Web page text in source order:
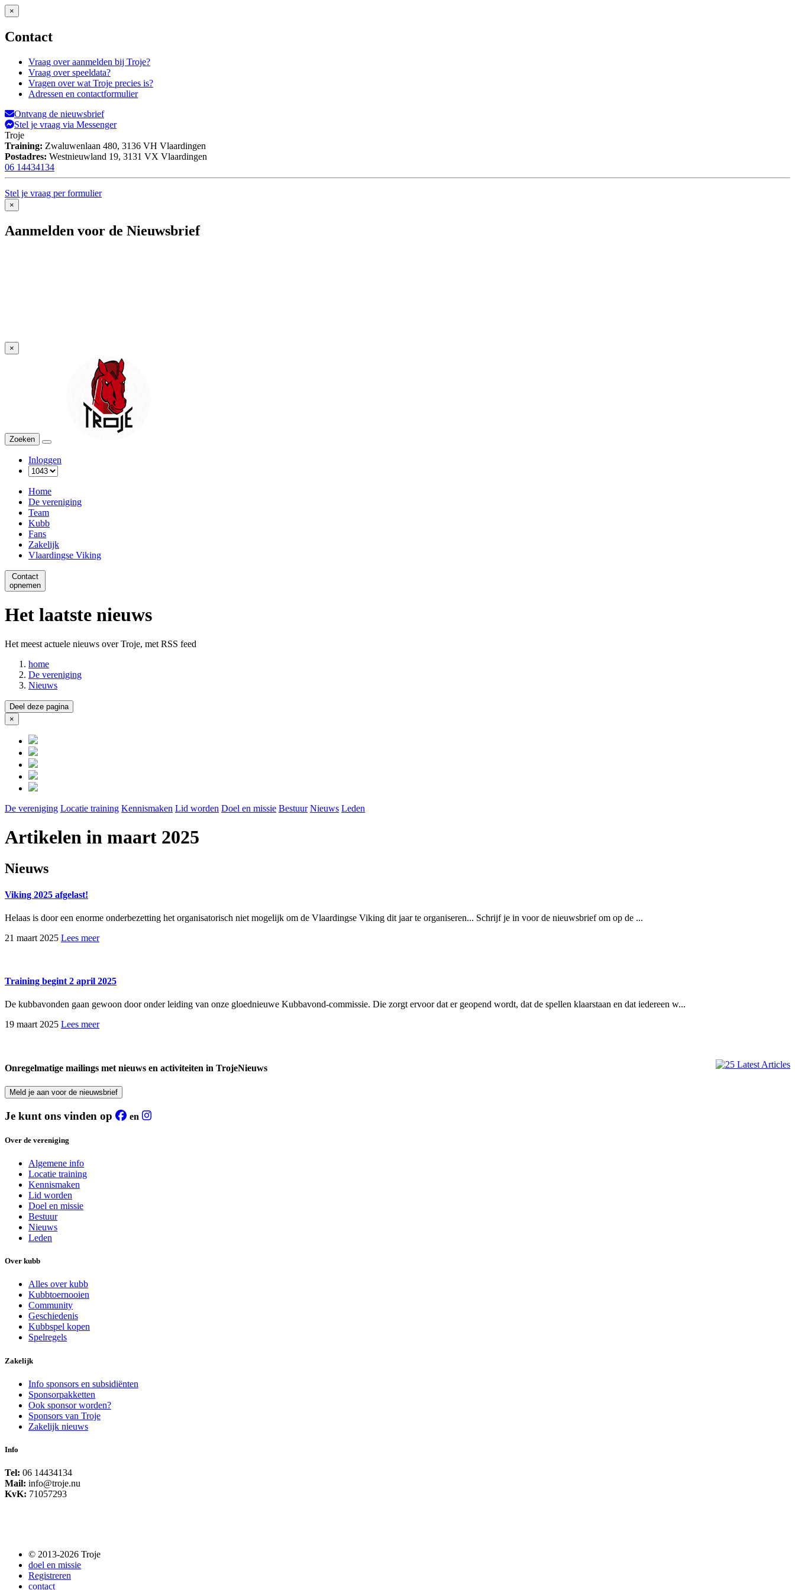
×
Contact
Vraag over aanmelden bij Troje?
Vraag over speeldata?
Vragen over wat Troje precies is?
Adressen en contactformulier
Ontvang de nieuwsbrief
Stel je vraag via Messenger
Troje
Training: Zwaluwenlaan 480, 3136 VH Vlaardingen
Postadres: Westnieuwland 19, 3131 VX Vlaardingen
06 14434134
Stel je vraag per formulier
×
Aanmelden voor de Nieuwsbrief
×
Zoeken
Menu
Inloggen
Home
De vereniging
Team
Kubb
Fans
Zakelijk
Vlaardingse Viking
Contact
opnemen
Het laatste nieuws
Het meest actuele nieuws over Troje, met RSS feed
home
De vereniging
Nieuws
Deel deze pagina
×
Close
De vereniging Locatie training Kennismaken Lid worden Doel en missie Bestuur Nieuws Leden
Artikelen in maart 2025
Nieuws
Viking 2025 afgelast!
Helaas is door een enorme onderbezetting het organisatorisch niet mogelijk om de Vlaardingse Viking dit jaar te organiseren... Schrijf je in voor de nieuwsbrief om op de ...
21 maart 2025 Lees meer
Training begint 2 april 2025
De kubbavonden gaan gewoon door onder leiding van onze gloednieuwe Kubbavond-commissie. Die zorgt ervoor dat er geopend wordt, dat de spellen klaarstaan en dat iedereen w...
19 maart 2025 Lees meer
Onregelmatige mailings met nieuws en activiteiten in TrojeNieuws
Meld je aan voor de nieuwsbrief
Je kunt ons vinden op en
Over de vereniging
Algemene info
Locatie training
Kennismaken
Lid worden
Doel en missie
Bestuur
Nieuws
Leden
Over kubb
Alles over kubb
Kubbtoernooien
Community
Geschiedenis
Kubbspel kopen
Spelregels
Zakelijk
Info sponsors en subsidiënten
Sponsorpakketten
Ook sponsor worden?
Sponsors van Troje
Zakelijk nieuws
Info
Tel: 06 14434134
Mail: info@troje.nu
KvK: 71057293
© 2013-2026 Troje
doel en missie
Registreren
contact